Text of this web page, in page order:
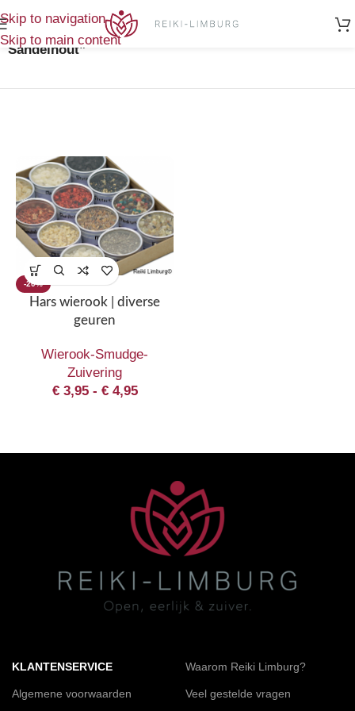
Skip to navigation
Skip to main content
Producten getagged “Wierookhars
Sandelhout”
-20%
Hars wierook | diverse
geuren
Wierook-Smudge-
Zuivering
€3,95 - €4,95
KLANTENSERVICE
Algemene voorwaarden
Waarom Reiki Limburg?
Veel gestelde vragen